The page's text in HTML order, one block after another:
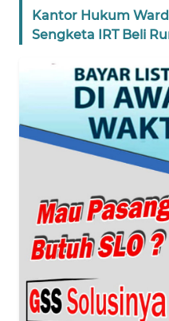
Kantor Hukum
Sengketa IRT Beli
WN
WN
PAPUA
BARAT
WN
RIAU